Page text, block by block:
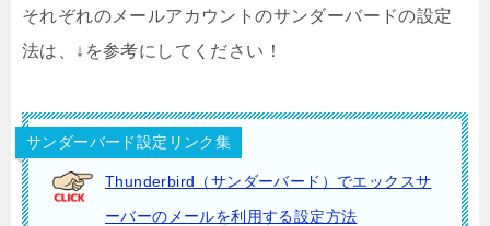
それぞれのメールアカウントのサンダーバードの設定
法は、↓を参考にしてください！
サンダーバード設定リンク集
Thunderbird（サンダーバード）でエックスサ
ーバーのメールを利用する設定方法